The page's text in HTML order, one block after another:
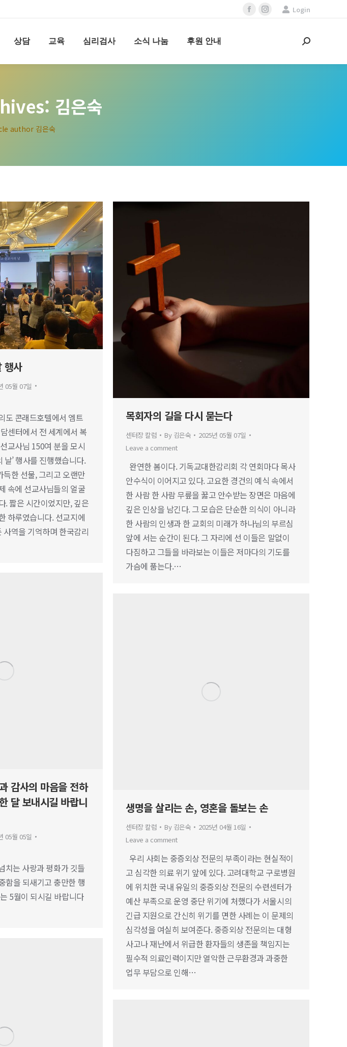
Facebook
Instagram
Login
상담 교육 심리검사 소식 나눔 후원 안내 Search:
김은숙
author 김은숙
행사
05월 07일
도 콘래드호텔에서 엠트
센터에서 전 세계에서 복
교사님 150여 분을 모시
날’ 행사를 진행했습니다.
득한 선물, 그리고 오랜만
속에 선교사님들의 얼굴
. 짧은 시간이었지만, 깊은
하루였습니다. 선교지에
사역을 기억하며 한국감리
목회자의 길을 다시 묻는다
센터장 칼럼 By 김은숙
2025년 05월 07일
Leave a comment
완연한 봄이다. 기독교대한감리회 각 연회마다 목사
안수식이 이어지고 있다. 고요한 경건의 예식 속에서
한 사람 한 사람 무릎을 꿇고 안수받는 장면은 마음에
깊은 인상을 남긴다. 그 모습은 단순한 의식이 아니라
한 사람의 인생과 한 교회의 미래가 하나님의 부르심
앞에 서는 순간이 된다. 그 자리에 선 이들은 말없이
다짐하고 그들을 바라보는 이들은 저마다의 기도를
가슴에 품는다.…
감사의 마음을 전하
달 보내시길 바랍니
05월 05일
치는 사랑과 평화가 깃들
함을 되새기고 충만한 행
5월이 되시길 바랍니다
생명을 살리는 손, 영혼을 돌보는 손
센터장 칼럼 By 김은숙
2025년 04월 16일
Leave a comment
우리 사회는 중증외상 전문의 부족이라는 현실적이
고 심각한 의료 위기 앞에 있다. 고려대학교 구로병원
에 위치한 국내 유일의 중증외상 전문의 수련센터가
예산 부족으로 운영 중단 위기에 처했다가 서울시의
긴급 지원으로 간신히 위기를 면한 사례는 이 문제의
심각성을 여실히 보여준다. 중증외상 전문의는 대형
사고나 재난에서 위급한 환자들의 생존을 책임지는
필수적 의료인력이지만 열악한 근무환경과 과중한
업무 부담으로 인해…